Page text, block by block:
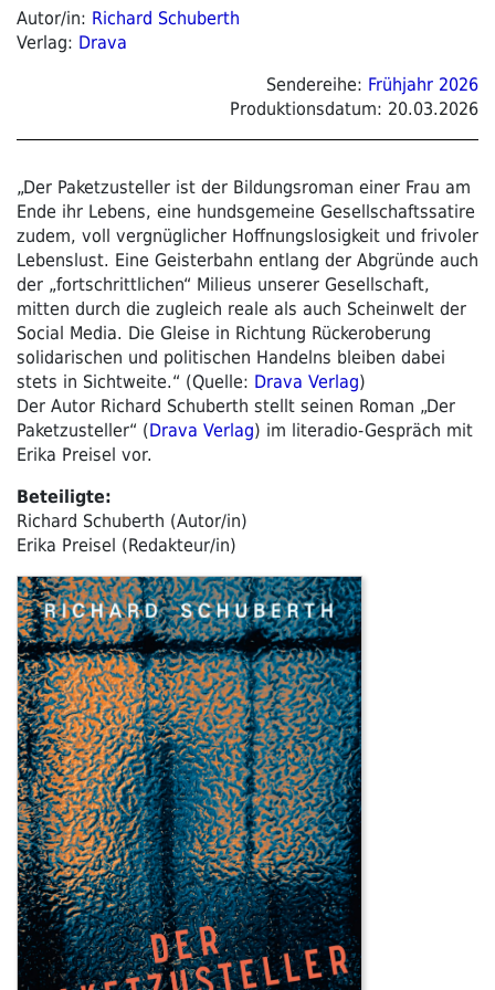
Autor/in: Richard Schuberth
Verlag: Drava
Sendereihe: Frühjahr 2026
Produktionsdatum: 20.03.2026
„Der Paketzusteller ist der Bildungsroman einer Frau am
Ende ihr Lebens, eine hundsgemeine Gesellschaftssatire
zudem, voll vergnüglicher Hoffnungslosigkeit und frivoler
Lebenslust. Eine Geisterbahn entlang der Abgründe auch
der „fortschrittlichen“ Milieus unserer Gesellschaft,
mitten durch die zugleich reale als auch Scheinwelt der
Social Media. Die Gleise in Richtung Rückeroberung
solidarischen und politischen Handelns bleiben dabei
stets in Sichtweite.“ (Quelle: Drava Verlag)
Der Autor Richard Schuberth stellt seinen Roman „Der
Paketzusteller“ (Drava Verlag) im literadio-Gespräch mit
Erika Preisel vor.
Beteiligte:
Richard Schuberth (Autor/in)
Erika Preisel (Redakteur/in)